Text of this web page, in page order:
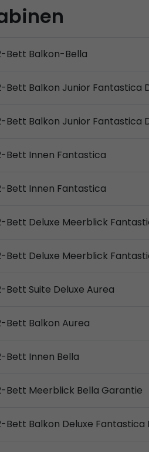
Bett Balkon-Bella
Bett Balkon Junior Fantastica
Bett Balkon Junior Fantastica
Bett Innen Fantastica
Bett Innen Fantastica
Bett Deluxe Meerblick
Bett Deluxe Meerblick
Bett Suite Deluxe Aurea
Bett Balkon Aurea
Bett Innen Bella
Bett Meerblick Bella Garantie
Bett Balkon Deluxe Fantastica